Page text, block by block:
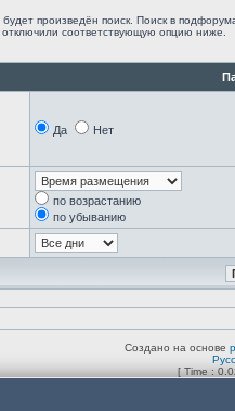
произведён поиск. Поиск в
соответствующую опцию ниже.
Да Нет
по возрастанию
по убыванию
Создано на основе
[ Time :